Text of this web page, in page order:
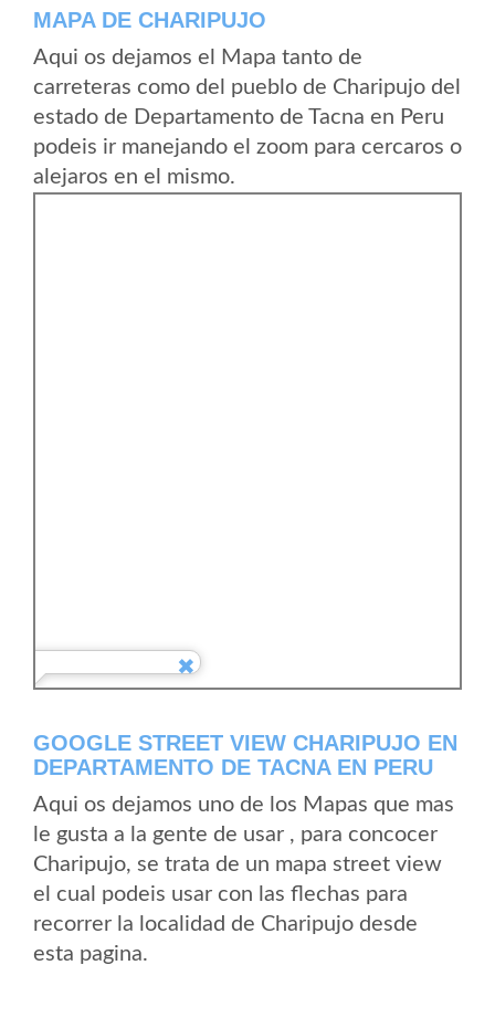
MAPA DE CHARIPUJO
Aqui os dejamos el Mapa tanto de
carreteras como del pueblo de Charipujo del
estado de Departamento de Tacna en Peru
podeis ir manejando el zoom para cercaros o
alejaros en el mismo.
GOOGLE STREET VIEW CHARIPUJO EN
DEPARTAMENTO DE TACNA EN PERU
Aqui os dejamos uno de los Mapas que mas
le gusta a la gente de usar , para concocer
Charipujo, se trata de un mapa street view
el cual podeis usar con las flechas para
recorrer la localidad de Charipujo desde
esta pagina.